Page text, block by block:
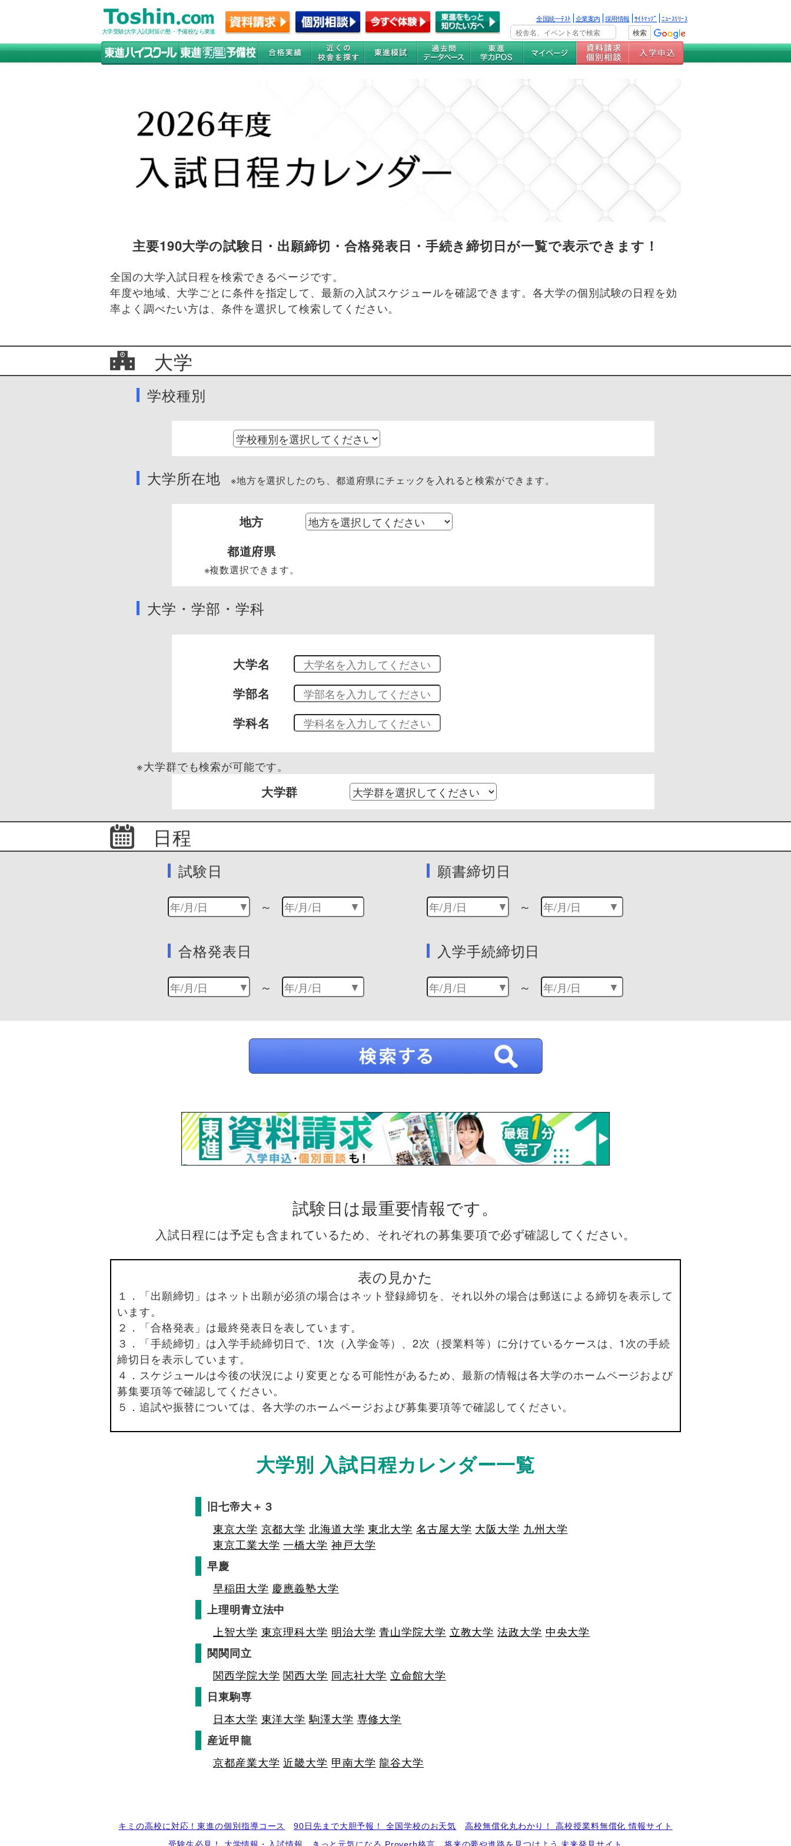
大学受験(大学入試)対策の塾・予備校なら東進
全国統一ﾃｽﾄ 企業案内 採用情報 ｻｲﾄﾏｯﾌﾟ ﾆｭｰｽﾘﾘｰｽ
主要190大学の試験日・出願締切・合格発表日・手続き締切日が一覧で表示できます！
全国の大学入試日程を検索できるページです。
年度や地域、大学ごとに条件を指定して、最新の入試スケジュールを確認できます。各大学の個別試験の日程を効
率よく調べたい方は、条件を選択して検索してください。
大学
学校種別
大学所在地 ※地方を選択したのち、都道府県にチェックを入れると検索ができます。
地方
都道府県
※複数選択できます。
大学・学部・学科
大学名
学部名
学科名
※大学群でも検索が可能です。
大学群
日程
試験日
～
願書締切日
～
合格発表日
～
入学手続締切日
～
試験日は最重要情報です。
入試日程には予定も含まれているため、それぞれの募集要項で必ず確認してください。
表の見かた
１．「出願締切」はネット出願が必須の場合はネット登録締切を、それ以外の場合は郵送による締切を表示して
います。
２．「合格発表」は最終発表日を表しています。
３．「手続締切」は入学手続締切日で、1次（入学金等）、2次（授業料等）に分けているケースは、1次の手続
締切日を表示しています。
４．スケジュールは今後の状況により変更となる可能性があるため、最新の情報は各大学のホームページおよび
募集要項等で確認してください。
５．追試や振替については、各大学のホームページおよび募集要項等で確認してください。
大学別 入試日程カレンダー一覧
旧七帝大＋３
東京大学 京都大学 北海道大学 東北大学 名古屋大学 大阪大学 九州大学
東京工業大学 一橋大学 神戸大学
早慶
早稲田大学 慶應義塾大学
上理明青立法中
上智大学 東京理科大学 明治大学 青山学院大学 立教大学 法政大学 中央大学
関関同立
関西学院大学 関西大学 同志社大学 立命館大学
日東駒専
日本大学 東洋大学 駒澤大学 専修大学
産近甲龍
京都産業大学 近畿大学 甲南大学 龍谷大学
キミの高校に対応！東進の個別指導コース 90日先まで大胆予報！ 全国学校のお天気
高校無償化丸わかり！ 高校授業料無償化 情報サイト